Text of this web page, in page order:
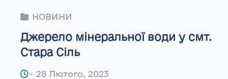
НОВИНИ
Джерело мінеральної води у смт.
Стара Сіль
- 28 Лютого, 2023